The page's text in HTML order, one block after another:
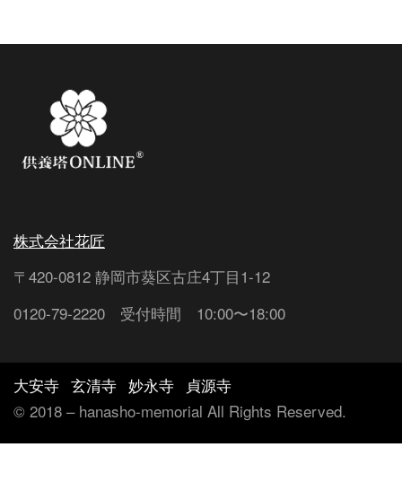
株式会社花匠
〒420-0812 静岡市葵区古庄4丁目1-12
0120-79-2220 受付時間 10:00〜18:00
大安寺 玄清寺 妙永寺
貞源寺
©︎ 2018 – hanasho-memorial All Rights Reserved.